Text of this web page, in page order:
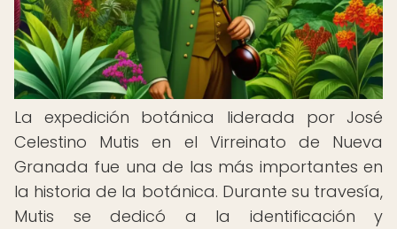
La expedición botánica liderada por José
Celestino Mutis en el Virreinato de Nueva
Granada fue una de las más importantes en
la historia de la botánica. Durante su travesía,
Mutis se dedicó a la identificación y